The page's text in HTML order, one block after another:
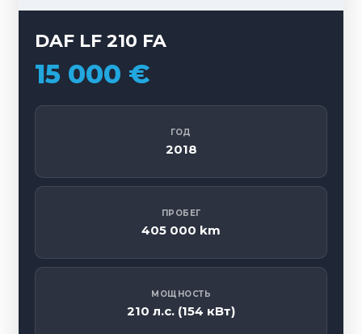
DAF LF 210 FA
15 000 €
ГОД
2018
ПРОБЕГ
405 000 km
МОЩНОСТЬ
210 л.с. (154 кВт)